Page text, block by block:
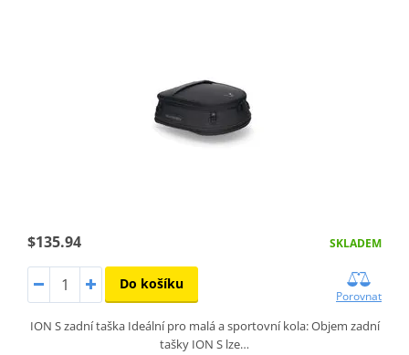
$135.94 SKLADEM
Do košíku
Porovnat
ION S zadní taška Ideální pro malá a sportovní kola: Objem zadní
tašky ION S lze…